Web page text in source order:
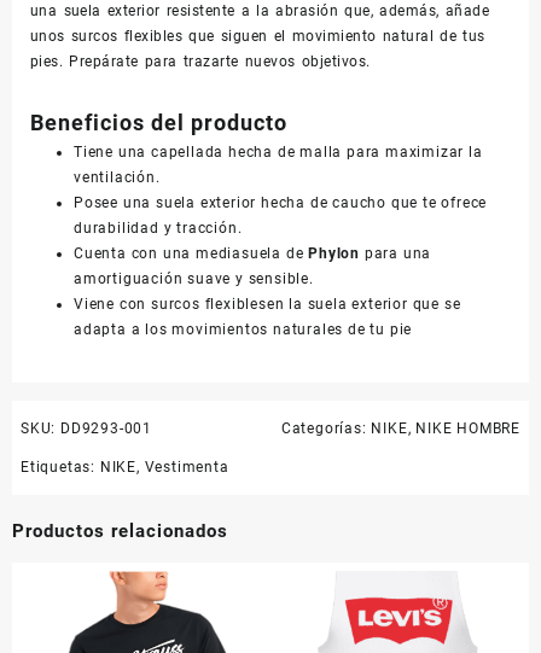
una suela exterior resistente a la abrasión que, además, añade
unos surcos flexibles que siguen el movimiento natural de tus
pies. Prepárate para trazarte nuevos objetivos.
Beneficios del producto
Tiene una capellada hecha de malla para maximizar la
ventilación.
Posee una suela exterior hecha de caucho que te ofrece
durabilidad y tracción.
Cuenta con una mediasuela dePhylon para una
amortiguación suave y sensible.
Viene con surcos flexiblesen la suela exterior que se
adapta a los movimientos naturales de tu pie
SKU: DD9293-001 Categorías: NIKE, NIKE HOMBRE
Etiquetas: NIKE, Vestimenta
Productos relacionados